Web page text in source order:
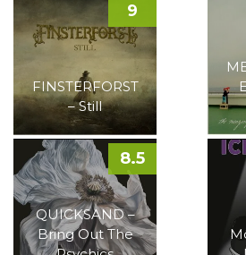
FINSTERFORST
– Still
9
QUICKSAND –
Bring Out The
8.5